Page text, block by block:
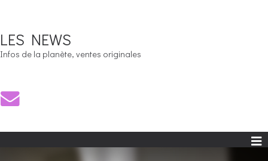
LES NEWS
Infos de la planète, ventes originales